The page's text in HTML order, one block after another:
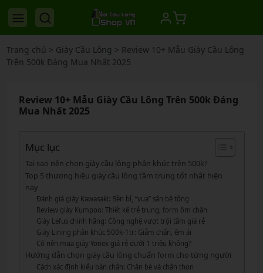
Trang chủ > Giày Cầu Lông > Review 10+ Mẫu Giày Cầu Lông
Trên 500k Đáng Mua Nhất 2025
Review 10+ Mẫu Giày Cầu Lông Trên 500k Đáng
Mua Nhất 2025
Mục lục
Tại sao nên chọn giày cầu lông phân khúc trên 500k?
Top 5 thương hiệu giày cầu lông tầm trung tốt nhất hiện
nay
Đánh giá giày Kawasaki: Bền bỉ, “vua” sân bê tông
Review giày Kumpoo: Thiết kế trẻ trung, form ôm chân
Giày Lefus chính hãng: Công nghệ vượt trội tầm giá rẻ
Giày Lining phân khúc 500k-1tr: Giảm chấn, êm ái
Có nên mua giày Yonex giá rẻ dưới 1 triệu không?
Hướng dẫn chọn giày cầu lông chuẩn form cho từng người
Cách xác định kiểu bàn chân: Chân bè và chân thon